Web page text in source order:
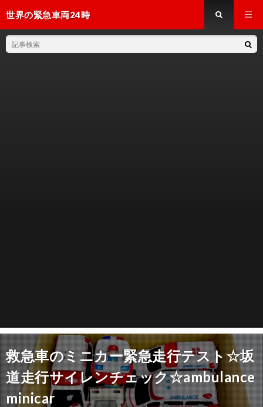
世界の緊急車両24時
救急車のミニカー緊急走行テスト☆坂
道走行サイレンチェック☆ambulance
minicar